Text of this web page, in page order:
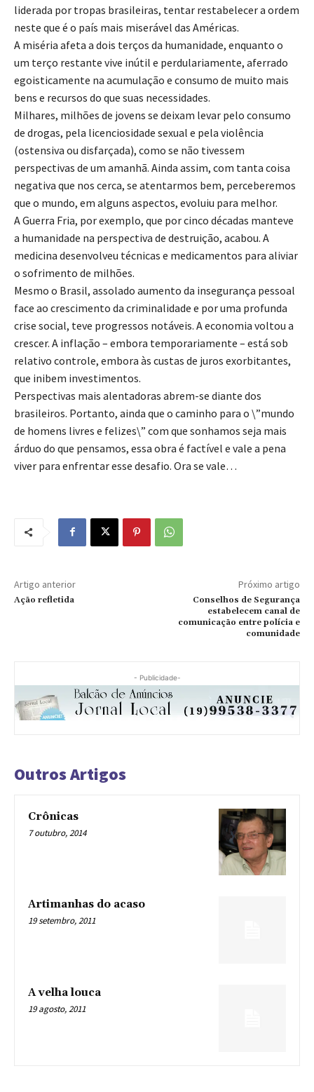
liderada por tropas brasileiras, tentar restabelecer a ordem
neste que é o país mais miserável das Américas.
A miséria afeta a dois terços da humanidade, enquanto o
um terço restante vive inútil e perdulariamente, aferrado
egoisticamente na acumulação e consumo de muito mais
bens e recursos do que suas necessidades.
Milhares, milhões de jovens se deixam levar pelo consumo
de drogas, pela licenciosidade sexual e pela violência
(ostensiva ou disfarçada), como se não tivessem
perspectivas de um amanhã. Ainda assim, com tanta coisa
negativa que nos cerca, se atentarmos bem, perceberemos
que o mundo, em alguns aspectos, evoluiu para melhor.
A Guerra Fria, por exemplo, que por cinco décadas manteve
a humanidade na perspectiva de destruição, acabou. A
medicina desenvolveu técnicas e medicamentos para aliviar
o sofrimento de milhões.
Mesmo o Brasil, assolado aumento da insegurança pessoal
face ao crescimento da criminalidade e por uma profunda
crise social, teve progressos notáveis. A economia voltou a
crescer. A inflação – embora temporariamente – está sob
relativo controle, embora às custas de juros exorbitantes,
que inibem investimentos.
Perspectivas mais alentadoras abrem-se diante dos
brasileiros. Portanto, ainda que o caminho para o \”mundo
de homens livres e felizes\” com que sonhamos seja mais
árduo do que pensamos, essa obra é factível e vale a pena
viver para enfrentar esse desafio. Ora se vale…
Artigo anterior
Ação refletida
Próximo artigo
Conselhos de Segurança
estabelecem canal de
comunicação entre polícia e
comunidade
- Publicidade-
Outros Artigos
Crônicas
7 outubro, 2014
Artimanhas do acaso
19 setembro, 2011
A velha louca
19 agosto, 2011